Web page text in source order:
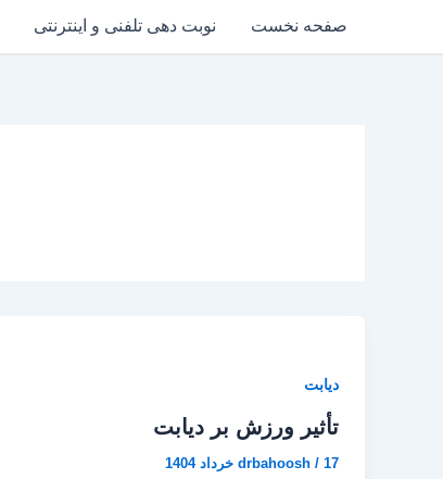
صفحه نخست نوبت دهی تلفنی و اینترنتی
دیابت
تأثیر ورزش بر دیابت
drbahoosh / 17 خرداد 1404